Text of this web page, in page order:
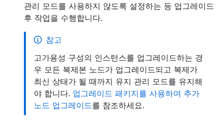
관리 모드를 사용하지 않도록 설정하는 등 업그레이드
후 작업을 수행합니다.
참고
고가용성 구성의 인스턴스를 업그레이드하는 경
우 모든 복제본 노드가 업그레이드되고 복제가
최신 상태가 될 때까지 유지 관리 모드를 유지해
야 합니다. 업그레이드 패키지를 사용하여 추가
노드 업그레이드를 참조하세요.